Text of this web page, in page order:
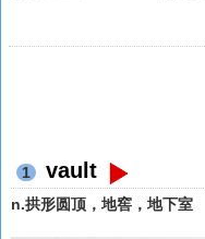
1 vault
n.拱形圆顶，地窖，地下室